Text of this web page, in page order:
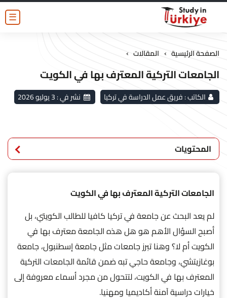
☰
الصفحة الرئيسية › المقالات ›
الجامعات التركية المعترف بها في الكويت
الكاتب :فريق عمل الدراسة في تركيا نشر في :3 يوليو 2026
المحتويات
الجامعات التركية المعترف بها في الكويت
لم يعد البحث عن جامعة في تركيا كافيا للطالب الكويتي، بل
أصبح السؤال الأهم هو هل هذه الجامعة معترف بها في
الكويت أم لا؟ وهنا تبرز جامعات مثل جامعة إسطنبول، جامعة
بوغازيتشي، وجامعة حاجي تبه ضمن قائمة الجامعات التركية
المعترف بها في الكويت، لتتحول من مجرد أسماء معروفة إلى
خيارات دراسية آمنة أكاديميا ومهنيا.